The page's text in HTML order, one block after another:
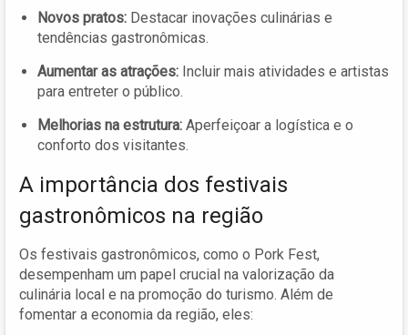
Novos pratos: Destacar inovações culinárias e
tendências gastronômicas.
Aumentar as atrações: Incluir mais atividades e artistas
para entreter o público.
Melhorias na estrutura: Aperfeiçoar a logística e o
conforto dos visitantes.
A importância dos festivais
gastronômicos na região
Os festivais gastronômicos, como o Pork Fest,
desempenham um papel crucial na valorização da
culinária local e na promoção do turismo. Além de
fomentar a economia da região, eles: